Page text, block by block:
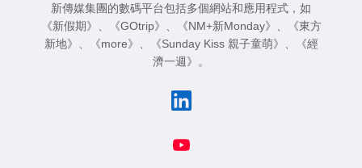
新傳媒集團的數碼平台包括多個網站和應用程式，如
《新假期》
《GOtrip》 《NM+新Monday》
《東方
新地》
《more》 《Sunday Kiss 親子童萌》
《經
濟一週》
。